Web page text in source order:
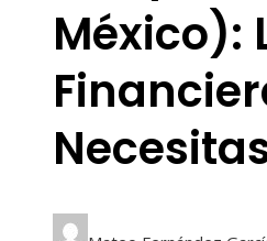
México):